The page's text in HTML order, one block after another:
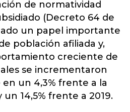
de normatividad
(Decreto 64 de
un papel importante
población afiliada y,
creciente de
se incrementaron
un 4,3% frente a la
14,5% frente a 2019.